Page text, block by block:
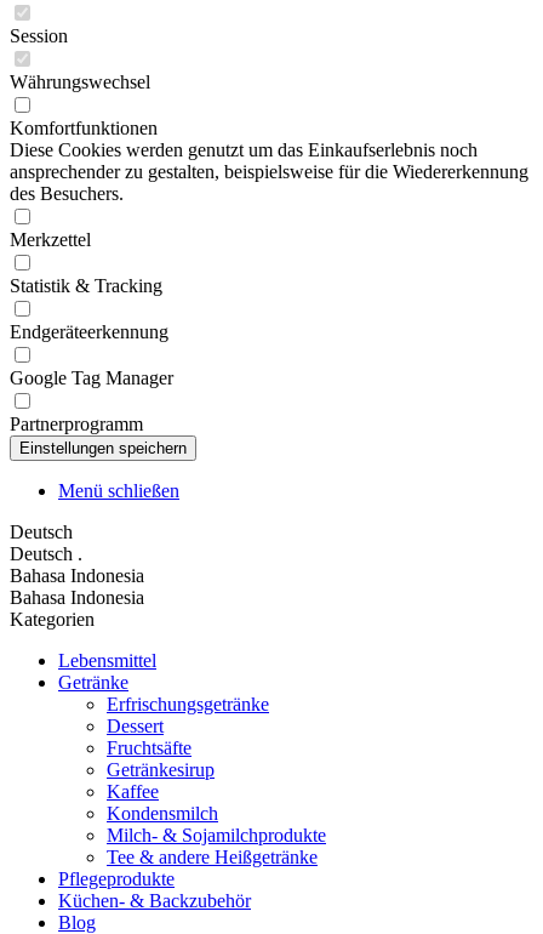
Session
Währungswechsel
Komfortfunktionen
Diese Cookies werden genutzt um das Einkaufserlebnis noch
ansprechender zu gestalten, beispielsweise für die Wiedererkennung
des Besuchers.
Merkzettel
Statistik & Tracking
Endgeräteerkennung
Google Tag Manager
Partnerprogramm
Menü schließen
Deutsch
Deutsch .
Bahasa Indonesia
Bahasa Indonesia
Kategorien
Lebensmittel
Getränke
Erfrischungsgetränke
Dessert
Fruchtsäfte
Getränkesirup
Kaffee
Kondensmilch
Milch- & Sojamilchprodukte
Tee & andere Heißgetränke
Pflegeprodukte
Küchen- & Backzubehör
Blog